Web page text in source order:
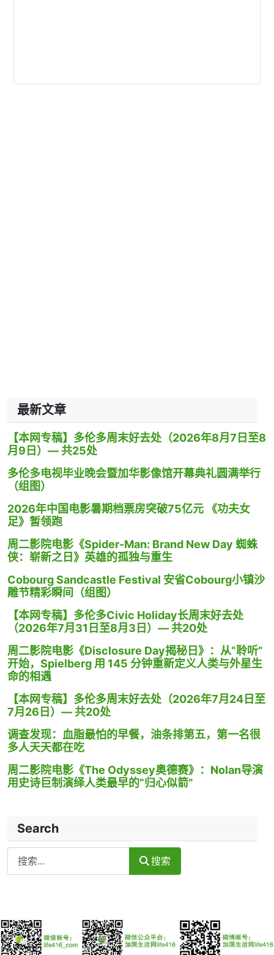
最新文章
【本网专稿】多伦多周末好去处（2026年8月7日至8
月9日）— 共25处
多伦多电视毕业晚会暨加华影像馆开幕典礼圆满举行
（组图）
2026年中国电影暑期档票房突破75亿元 《功夫女
足》暂领跑
周二影院电影《Spider-Man: Brand New Day 蜘蛛
侠：崭新之日》英雄的孤独与重生
Cobourg Sandcastle Festival 安省Cobourg小镇沙
雕节精彩瞬间（组图）
【本网专稿】多伦多Civic Holiday长周末好去处
（2026年7月31日至8月3日）— 共20处
周二影院电影《Disclosure Day揭秘日》：从“聆听”
开始，Spielberg 用 145 分钟重新定义人类与外星生
命的相遇
【本网专稿】多伦多周末好去处（2026年7月24日至
7月26日）— 共20处
调查发现：血脂最怕的早餐，油条排第五，第一名很
多人天天都在吃
周二影院电影《The Odyssey奥德赛》：Nolan导演
用史诗巨制演绎人类最早的“归心似箭”
Search
Search
搜索